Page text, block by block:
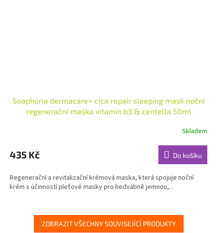
Soaphoria dermacare+ cica repair sleeping mask noční
regenerační maska vitamin b3 & centella 50ml
produktu
je
z
5
Skladem
435 Kč Do košíku
Regenerační a revitalizační krémová maska, která spojuje noční
krém s účinností pleťové masky pro hedvábně jemnou,...
ZOBRAZIT VŠECHNY SOUVISEJÍCÍ PRODUKTY